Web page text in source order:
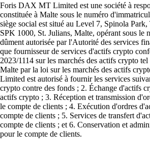
Foris DAX MT Limited est une société à
constituée à Malte sous le numéro
siège social est situé au Level 7, Spinola
SPK 1000, St. Julians, Malte, opérant sous le
dûment autorisée par l'Autorité des services
que fournisseur de services d'actifs crypto
2023/1114 sur les marchés des actifs crypto
Malte par la loi sur les marchés des actifs
Limited est autorisé à fournir les services
crypto contre des fonds ; 2. Échange d'actifs
actifs crypto ; 3. Réception et transmission
le compte de clients ; 4. Exécution d'ordres
compte de clients ; 5. Services de transfert
compte de clients ; et 6. Conservation et
pour le compte de clients.